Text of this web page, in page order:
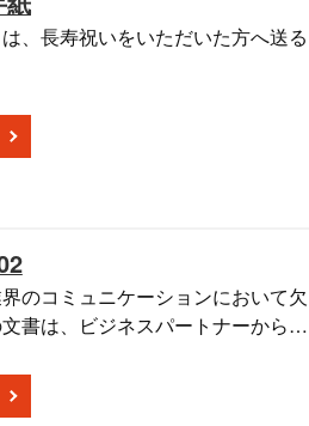
、長寿祝いをいただいた方へ送る
のコミュニケーションにおいて欠
書は、ビジネスパートナーからの
二者間の関係を強化する一助とな
功への期待を示しています。この